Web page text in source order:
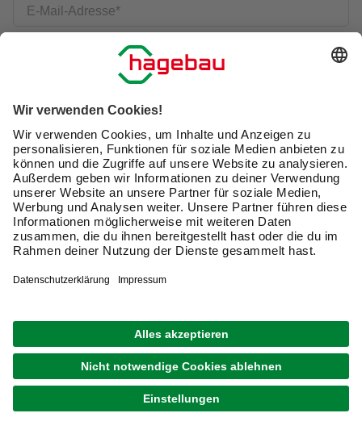
E-Mail-Adresse
Ich möchte auf michzugeschnittene E-Mail-Werbung
(inklusive den Newsletter) von hagebau erhalten. Ich
bin mit derNutzung meiner personenbezogenen
Daten durch hagebau, die E-Mail-Werbung, die
Analyse meines E-Mail-Umgangs sowie die
Zusammenführung und Analyse meiner Kaufdaten,
Coupons und Kartenvorteile umfasst, einverstanden.
Mein Einverständnis kann ich jederzeit widerrufen.
ich einen10 € Willkommensgutschein*.
Bitte beachte auch unsereDatenschutzhinweise.
JETZT ANMELDEN